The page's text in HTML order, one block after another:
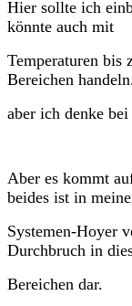
Hier sollte ich
könnte auch mit
Temperaturen bis
Bereichen
aber ich denke
Aber es kommt
beides ist in
Systemen-Hoyer
Durchbruch in
Bereichen dar.